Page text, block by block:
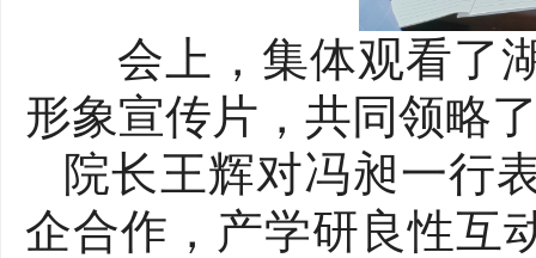
会上，集体观看了湖
形象宣传片，共同领略
院长王辉对冯昶一行
企合作，产学研良性互